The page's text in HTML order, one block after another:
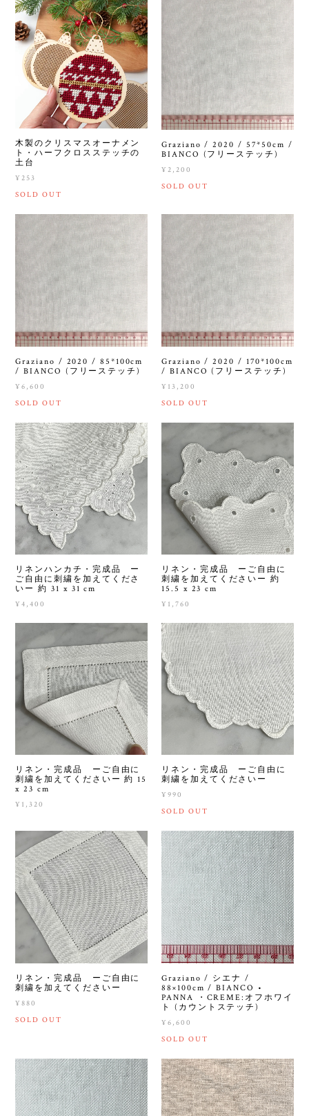
木製のクリスマスオーナメン
ト・ハーフクロスステッチの
土台
¥253
SOLD OUT
Graziano / 2020 / 57*50cm /
BIANCO (フリーステッチ)
¥2,200
SOLD OUT
Graziano / 2020 / 85*100cm
/ BIANCO (フリーステッチ)
¥6,600
SOLD OUT
Graziano / 2020 / 170*100cm
/ BIANCO (フリーステッチ)
¥13,200
SOLD OUT
リネンハンカチ・完成品 ー
ご自由に刺繍を加えてくださ
いー 約 31 x 31 cm
¥4,400
リネン・完成品 ーご自由に
刺繍を加えてくださいー 約
15.5 x 23 cm
¥1,760
リネン・完成品 ーご自由に
刺繍を加えてくださいー 約 15
x 23 cm
¥1,320
リネン・完成品 ーご自由に
刺繍を加えてくださいー
¥990
SOLD OUT
リネン・完成品 ーご自由に
刺繍を加えてくださいー
¥880
SOLD OUT
Graziano / シエナ /
88×100cm / BIANCO •
PANNA ・CREME:オフホワイ
ト (カウントステッチ)
¥6,600
SOLD OUT